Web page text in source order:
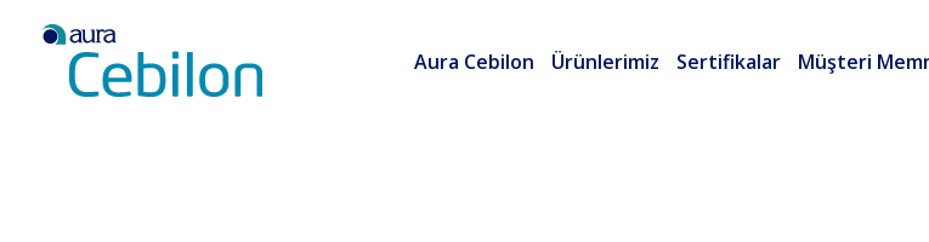
Aura Cebilon Ürünlerimiz Sertifikalar Müşteri